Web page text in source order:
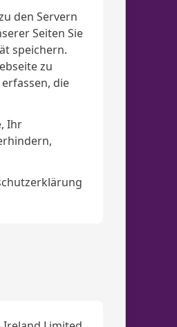
den Servern
Seiten Sie
speichern.
zu
die
Ihr